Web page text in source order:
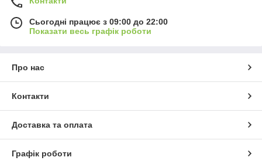
Сьогодні працює з 09:00 до 22:00
Показати весь графік роботи
Про нас
Контакти
Доставка та оплата
Графік роботи